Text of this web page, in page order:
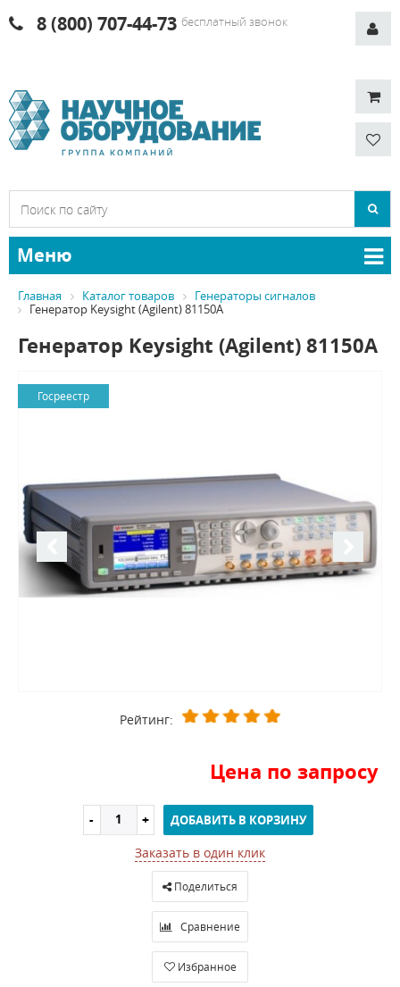
8 (800) 707-44-73 бесплатный звонок
Меню
Главная Каталог товаров
Генераторы сигналов
Генератор Keysight (Agilent) 81150A
Генератор Keysight (Agilent) 81150A
Госреестр
Рейтинг:
Цена по запросу
ДОБАВИТЬ В КОРЗИНУ
Заказать в один клик
Поделиться
Сравнение
Избранное